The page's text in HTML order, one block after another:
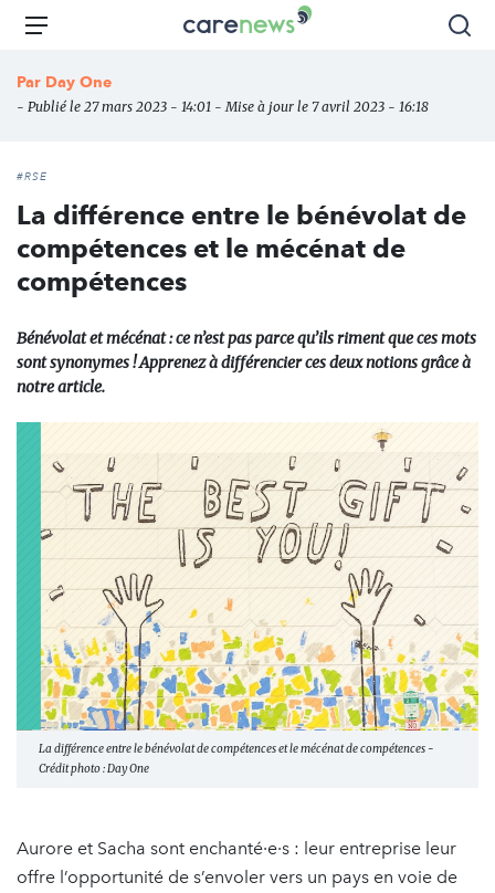
Aller
principal
Carenews,
des
Menu
Par Day One
- Publié le 27 mars 2023 - 14:01 - Mise à jour le 7 avril 2023 - 16:18
#RSE
La différence entre le bénévolat de
compétences et le mécénat de
compétences
Bénévolat et mécénat : ce n’est pas parce qu’ils riment que ces mots
sont synonymes ! Apprenez à différencier ces deux notions grâce à
notre article.
La différence entre le bénévolat de compétences et le mécénat de compétences -
Crédit photo : Day One
Aurore et Sacha sont enchanté·e·s : leur entreprise leur
offre l’opportunité de s’envoler vers un pays en voie de